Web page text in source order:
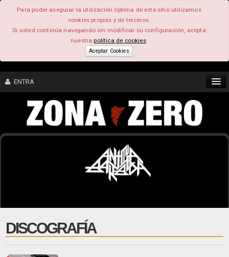
Para poder asegurar la utilización óptima de este sitio utilizamos
cookies propias y de terceros.
Si usted continúa navegando sin modificar su configuración, acepta
nuestrapolítica de cookies.
Aceptar Cookies
ENTRA
CONTENIDO
DISCOGRAFÍA